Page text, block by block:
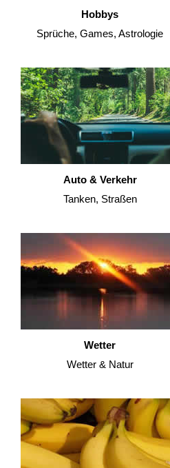
Hobbys
Sprüche, Games, Astrologie
Auto & Verkehr
Tanken, Straßen
Wetter
Wetter & Natur